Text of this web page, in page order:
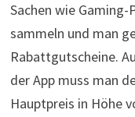
Sachen wie
sammeln und man
Rabattgutscheine.
der App muss man
Hauptpreis in Höhe